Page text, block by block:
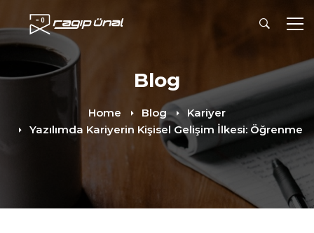
Blog
Home Blog
Kariyer
Yazılımda Kariyerin Kişisel Gelişim İlkesi: Öğrenme